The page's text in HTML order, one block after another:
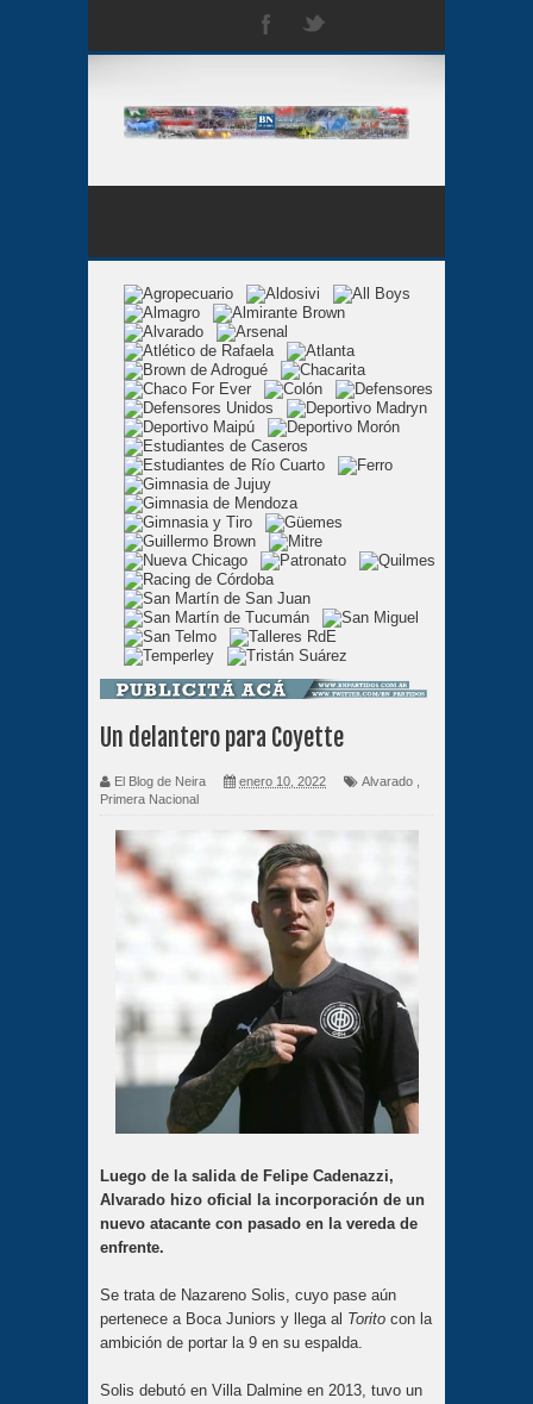
Un delantero para Coyette
El Blog de Neira enero 10, 2022 Alvarado ,
Primera Nacional
Luego de la salida de Felipe Cadenazzi,
Alvarado hizo oficial la incorporación de un
nuevo atacante con pasado en la vereda de
enfrente.
Se trata de Nazareno Solis, cuyo pase aún
pertenece a Boca Juniors y llega al Torito con la
ambición de portar la 9 en su espalda.
Solis debutó en Villa Dalmine en 2013, tuvo un